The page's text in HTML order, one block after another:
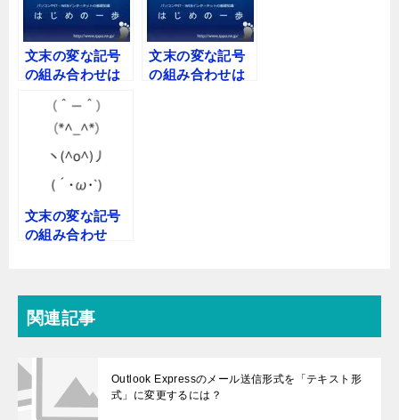
文末の変な記号
の組み合わせは
文末の変な記号
の組み合わせは
文末の変な記号
の組み合わせ
関連記事
Outlook Expressのメール送信形式を「テキスト形
式」に変更するには？